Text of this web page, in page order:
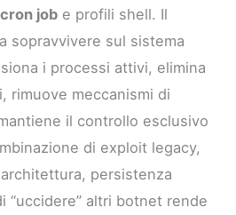
cron job e profili shell. Il
sopravvivere sul sistema
i processi attivi, elimina
rimuove meccanismi di
il controllo esclusivo
di exploit legacy,
persistenza
“uccidere” altri botnet rende